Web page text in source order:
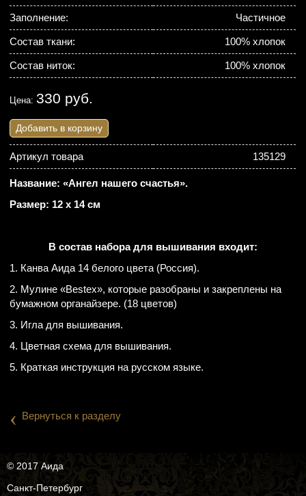
Заполнение: Частичное
Состав ткани: 100% хлопок
Состав ниток: 100% хлопок
Цена:330 руб.
Добавить в корзину
Артикул товара 135129
Название: «Ангел нашего счастья».
Размер: 12 х 14 см
В состав набора для вышивания входит:
1. Канва Аида 14 белого цвета (Россия).
2. Мулине «Веsteх», которые разобраны и закреплены на
бумажном органайзере. (18 цветов)
3. Игла для вышивания.
4. Цветная схема для вышивания.
5. Краткая инструкция на русском языке.
‹ Вернуться к разделу
© 2017 Аида
Санкт-Петербург